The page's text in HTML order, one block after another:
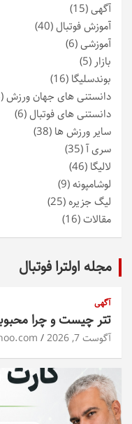
آگهی(15)
آموزش فوتبال(40)
آموزشی(6)
بازار (5)
بوندسلیگا (16)
دانستنی های جهان ورزش(38)
دانستنی های فوتبال(6)
سایر ورزش ها (38)
سری آ(35)
لالیگا (46)
لوشامپونه(9)
لیگ جزیره(25)
مقالات(16)
مجله اولترا فوتبال
آگهی
تتر چیست و چرا
آگوست 7, 2026